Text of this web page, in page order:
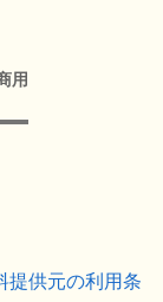
用
提供元の利用条